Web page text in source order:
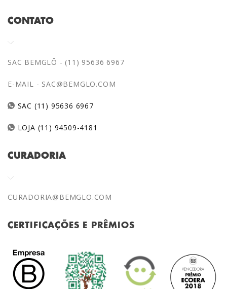
CONTATO
SAC BEMGLÔ - (11) 95636 6967
E-MAIL - SAC@BEMGLO.COM
SAC (11) 95636 6967
LOJA (11) 94509-4181
CURADORIA
CURADORIA@BEMGLO.COM
CERTIFICAÇÕES E PRÊMIOS